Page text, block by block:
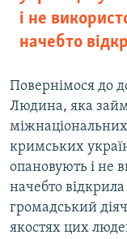
і не
начебто
Повернімося до
Людина, яка
кримських
опановують і не
начебто
громадський
якостях цих